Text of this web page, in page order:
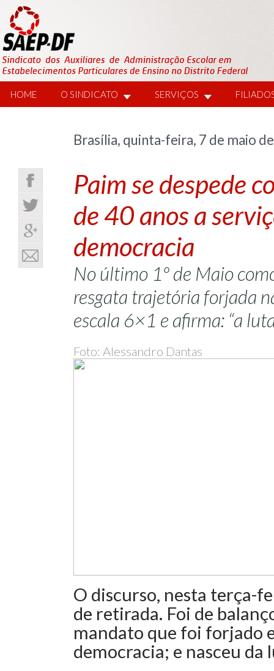
HOME O SINDICATO SERVIÇOS
Brasília, quinta-feira, 7 de maio
Paim se despede
de 40 anos a
democracia
No último 1º de Maio
resgata trajetória forjada
escala 6×1 e afirma: “a
Foto: Alessandro Dantas
O discurso, nesta terça-
de retirada. Foi de
mandato que foi forjado
democracia; e nasceu